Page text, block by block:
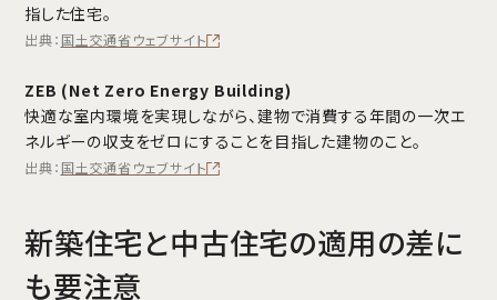
指した住宅。
出典： 国土交通省ウェブサイト
ZEB (Net Zero Energy Building)
快適な室内環境を実現しながら、建物で消費する年間の一次エ
ネルギーの収支をゼロにすることを目指した建物のこと。
出典： 国土交通省ウェブサイト
新築住宅と中古住宅の適用の差に
も要注意